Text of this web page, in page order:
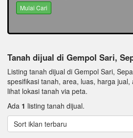
Mulai Cari
Tanah dijual di Gempol Sari,
Listing tanah dijual di Gempol Sari,
spesifikasi tanah, area, luas, harga
lihat lokasi tanah via peta.
Ada 1 listing tanah dijual.
Sort iklan terbaru